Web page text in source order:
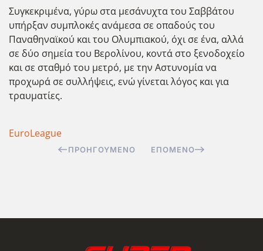
Συγκεκριμένα, γύρω στα μεσάνυχτα του Σαββάτου
υπήρξαν συμπλοκές ανάμεσα σε οπαδούς του
Παναθηναϊκού και του Ολυμπιακού, όχι σε ένα, αλλά
σε δύο σημεία του Βερολίνου, κοντά στο ξενοδοχείο
και σε σταθμό του μετρό, με την Αστυνομία να
προχωρά σε συλλήψεις, ενώ γίνεται λόγος και για
τραυματίες.
EuroLeague
ΠΡΟΗΓΟΎΜΕΝΟ ΕΠΌΜΕΝΟ